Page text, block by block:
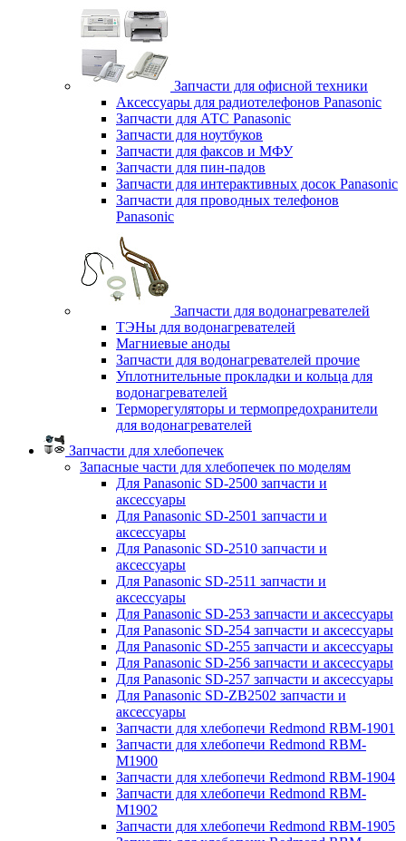
Запчасти для офисной техники
Аксессуары для радиотелефонов Panasonic
Запчасти для АТС Panasonic
Запчасти для ноутбуков
Запчасти для факсов и МФУ
Запчасти для пин-падов
Запчасти для интерактивных досок Panasonic
Запчасти для проводных телефонов
Panasonic
Запчасти для водонагревателей
ТЭНы для водонагревателей
Магниевые аноды
Запчасти для водонагревателей прочие
Уплотнительные прокладки и кольца для
водонагревателей
Терморегуляторы и термопредохранители
для водонагревателей
Запчасти для хлебопечек
Запасные части для хлебопечек по моделям
Для Panasonic SD-2500 запчасти и
аксессуары
Для Panasonic SD-2501 запчасти и
аксессуары
Для Panasonic SD-2510 запчасти и
аксессуары
Для Panasonic SD-2511 запчасти и
аксессуары
Для Panasonic SD-253 запчасти и аксессуары
Для Panasonic SD-254 запчасти и аксессуары
Для Panasonic SD-255 запчасти и аксессуары
Для Panasonic SD-256 запчасти и аксессуары
Для Panasonic SD-257 запчасти и аксессуары
Для Panasonic SD-ZB2502 запчасти и
аксессуары
Запчасти для хлебопечи Redmond RBM-1901
Запчасти для хлебопечи Redmond RBM-
M1900
Запчасти для хлебопечи Redmond RBM-1904
Запчасти для хлебопечи Redmond RBM-
M1902
Запчасти для хлебопечи Redmond RBM-1905